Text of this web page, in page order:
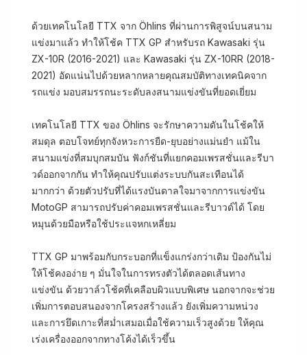
ด้วยเทคโนโลยี TTX จาก Öhlins ที่ผ่านการพิสูจน์บนสนาม
แข่งมาแล้ว ทำให้โช้ค TTX GP สำหรับรถ Kawasaki รุ่น
ZX-10R (2016-2021) และ Kawasaki รุ่น ZX-10RR (2018-
2021) อัดแน่นไปด้วยหลากหลายคุณสมบัติทางเทคนิคจาก
รถแข่ง มอบสมรรถนะระดับลงสนามแข่งขันที่ยอดเยี่ยม
เทคโนโลยี TTX ของ Öhlins จะรักษาความดันในโช้คให้
สมดุล ตอบโจทย์ทุกจังหวะการยืด-ยุบอย่างแม่นยำ แม้ใน
สนามแข่งที่สมบุกสมบัน ฟังก์ชันที่แยกคอมเพรสชั่นและรีบา
วด์ออกจากกัน ทำให้คุณปรับแต่งระบบกันสะเทือนได้
มากกว่า ด้วยตัวปรับที่ได้แรงบันดาลใจมาจากการแข่งขัน
MotoGP สามารถปรับค่าคอมเพรสชั่นและรีบาวด์ได้ โดย
หมุนด้วยมือหรือใช้ประแจหกเหลี่ยม
TTX GP มาพร้อมกับกระบอกที่แข็งแกร่งกว่าเดิม ป้องกันไม่
ให้โช้คงอง่าย ๆ มั่นใจในการทรงตัวได้ตลอดเส้นทาง
แข่งขัน ด้วยวาล์วโช้คที่เคลือบผิวแบบพิเศษ นอกจากจะช่วย
เพิ่มการตอบสนองจากโครงสร้างแล้ว ยังเพิ่มความหน่วง
และการยึดเกาะที่สม่ำเสมอเมื่อใช้ความเร็วสูงด้วย ให้คุณ
เร่งเครื่องออกจากทางโค้งได้เร็วขึ้น